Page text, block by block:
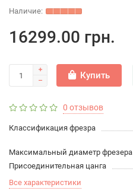
16299.00 грн.
Купить
0 отзывов
Классификация фрезра
Максимальный диаметр фрезера
Присоединительная цанга
Все характеристики